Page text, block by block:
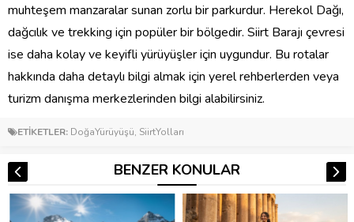
muhteşem manzaralar sunan zorlu bir parkurdur. Herekol Dağı,
dağcılık ve trekking için popüler bir bölgedir. Siirt Barajı çevresi
ise daha kolay ve keyifli yürüyüşler için uygundur. Bu rotalar
hakkında daha detaylı bilgi almak için yerel rehberlerden veya
turizm danışma merkezlerinden bilgi alabilirsiniz.
ETİKETLER: DoğaYürüyüşü, SiirtYolları
BENZER KONULAR